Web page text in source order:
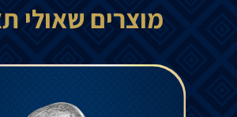
מוצרים שאולי